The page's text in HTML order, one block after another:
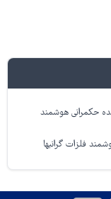
حکمرانی هوشمند
فلزات گرانبها